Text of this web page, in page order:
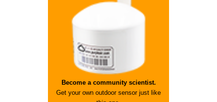
Become a community scientist.
Get your own outdoor sensor just like